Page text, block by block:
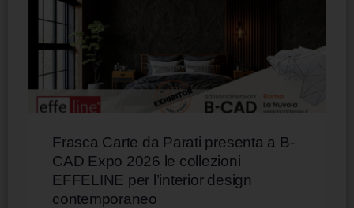
Frasca Carte da Parati presenta a B-
CAD Expo 2026 le collezioni
EFFELINE per l’interior design
contemporaneo